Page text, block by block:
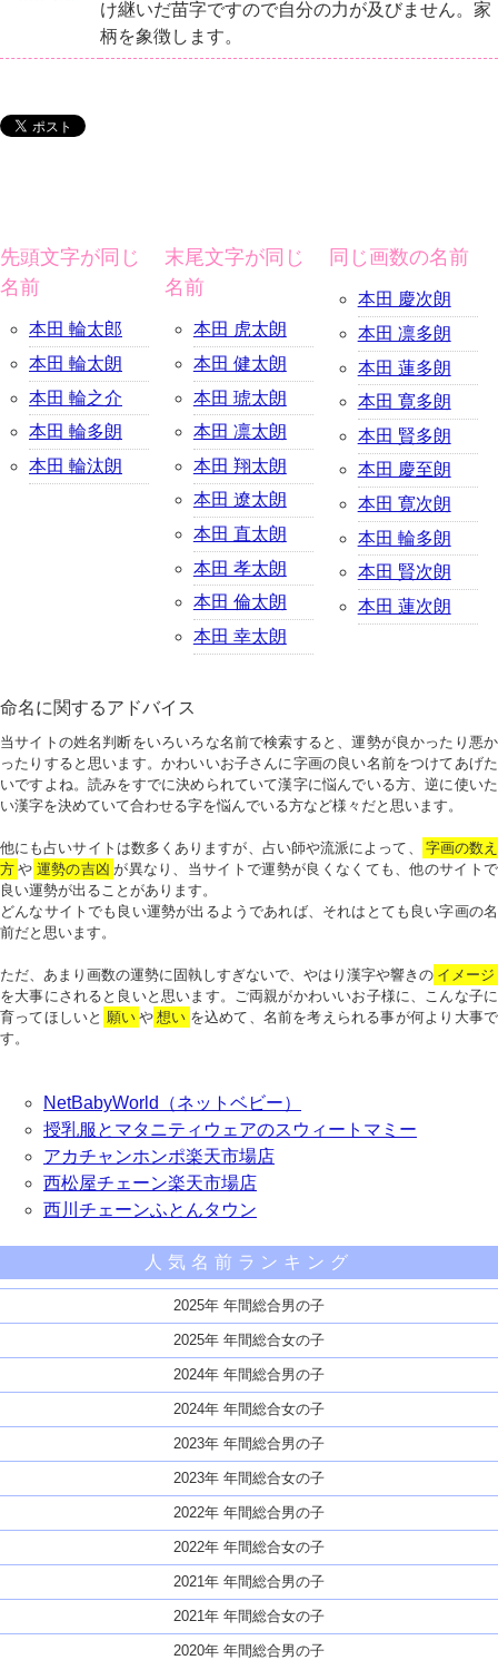
け継いだ苗字ですので自分の力が及びません。家
柄を象徴します。
先頭文字が同じ
名前
本田 輪太郎
本田 輪太朗
本田 輪之介
本田 輪多朗
本田 輪汰朗
末尾文字が同じ
名前
本田 虎太朗
本田 健太朗
本田 琥太朗
本田 凛太朗
本田 翔太朗
本田 遼太朗
本田 直太朗
本田 孝太朗
本田 倫太朗
本田 幸太朗
同じ画数の名前
本田 慶次朗
本田 凛多朗
本田 蓮多朗
本田 寛多朗
本田 賢多朗
本田 慶至朗
本田 寛次朗
本田 輪多朗
本田 賢次朗
本田 蓮次朗
命名に関するアドバイス
当サイトの姓名判断をいろいろな名前で検索すると、運勢が良かったり悪か
ったりすると思います。かわいいお子さんに字画の良い名前をつけてあげた
いですよね。読みをすでに決められていて漢字に悩んでいる方、逆に使いた
い漢字を決めていて合わせる字を悩んでいる方など様々だと思います。
他にも占いサイトは数多くありますが、占い師や流派によって、
字画の数え
方 や 運勢の吉凶 が異なり、当サイトで運勢が良くなくても、他のサイトで
良い運勢が出ることがあります。
どんなサイトでも良い運勢が出るようであれば、それはとても良い字画の名
前だと思います。
ただ、あまり画数の運勢に固執しすぎないで、やはり漢字や響きの イメージ
を大事にされると良いと思います。ご両親がかわいいお子様に、こんな子に
育ってほしいと 願い や 想い を込めて、名前を考えられる事が何より大事で
す。
NetBabyWorld（ネットベビー）
授乳服とマタニティウェアのスウィートマミー
アカチャンホンポ楽天市場店
西松屋チェーン楽天市場店
西川チェーンふとんタウン
人気名前ランキング
2025年 年間総合男の子
2025年 年間総合女の子
2024年 年間総合男の子
2024年 年間総合女の子
2023年 年間総合男の子
2023年 年間総合女の子
2022年 年間総合男の子
2022年 年間総合女の子
2021年 年間総合男の子
2021年 年間総合女の子
2020年 年間総合男の子